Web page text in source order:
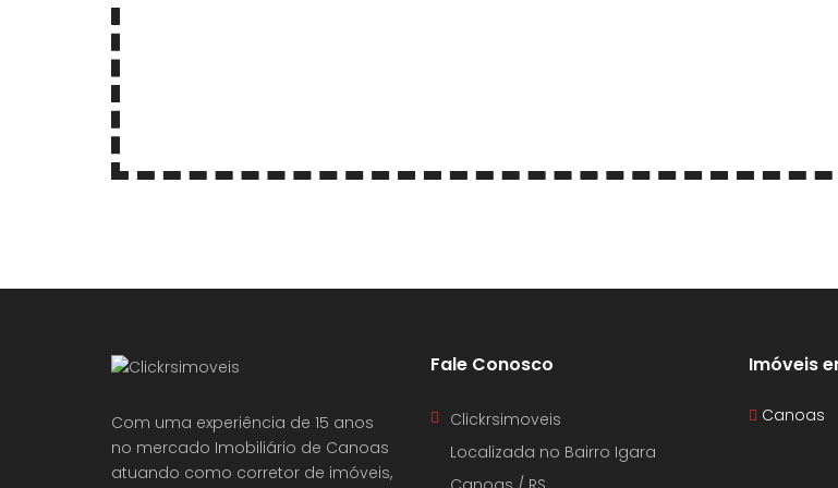
Com uma experiência de 15 anos
no mercado Imobiliário de Canoas
atuando como corretor de imóveis,
Fale Conosco
Clickrsimoveis
Localizada no Bairro Igara
Imóveis
Canoas